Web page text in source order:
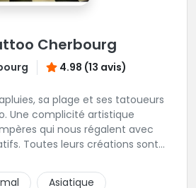
Cherbourg
4.98 (13 avis)
sa plage et ses tatoueurs
Une complicité artistique
qui nous régalent avec
Toutes leurs créations sont
Du new-school, du old
Asiatique